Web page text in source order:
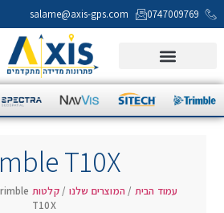
0747009769
salame@axis-gps.com
T10X
עמוד הבית / המוצרים שלנו /קלטות Data Collectors
T10X